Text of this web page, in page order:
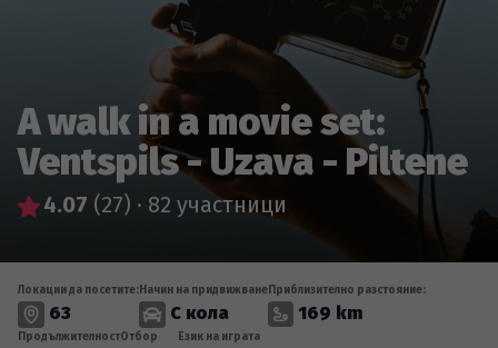
A walk in a movie set:
Ventspils - Uzava - Piltene
4.07 (27) · 82 участници
Локации да посетите:
63
Начин на придвижване
С кола
Приблизително разстояние:
169 km
ПродължителностОтбор Език на играта